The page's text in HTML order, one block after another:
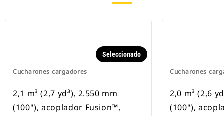
Cucharones cargadores
Seleccionado
2,1 m³ (2,7 yd³), 2.550 mm
(100"), acoplador Fusion™,
Cucharones
2,0 m³ (2,6
(100"),